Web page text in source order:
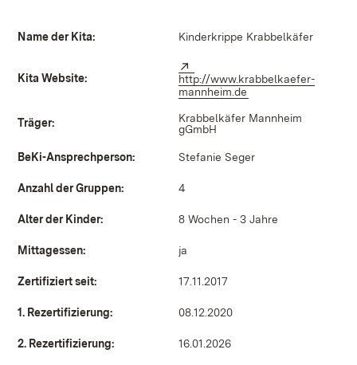
Name der Kita: Kinderkrippe Krabbelkäfer
Kita Website:
http://www.krabbelkaefer-
mannheim.de
Träger:
Krabbelkäfer Mannheim
gGmbH
BeKi-Ansprechperson: Stefanie Seger
Anzahl der Gruppen: 4
Alter der Kinder: 8 Wochen - 3 Jahre
Mittagessen: ja
Zertifiziert seit: 17.11.2017
1. Rezertifizierung: 08.12.2020
2. Rezertifizierung: 16.01.2026